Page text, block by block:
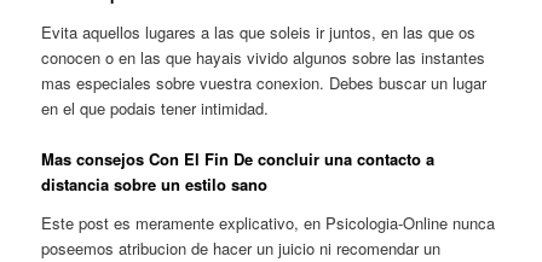
Evita aquellos lugares a las que soleis ir juntos, en las que os
conocen o en las que hayais vivido algunos sobre las instantes
mas especiales sobre vuestra conexion. Debes buscar un lugar
en el que podais tener intimidad.
Mas consejos Con El Fin De concluir una contacto a
distancia sobre un estilo sano
Este post es meramente explicativo, en Psicologia-Online nunca
poseemos atribucion de hacer un juicio ni recomendar un